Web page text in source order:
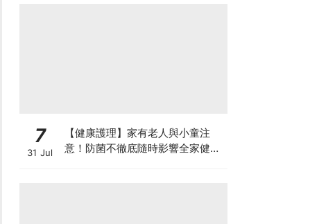
7
31 Jul
【健康護理】家有老人與小童注
意！防菌不徹底隨時影響全家健康